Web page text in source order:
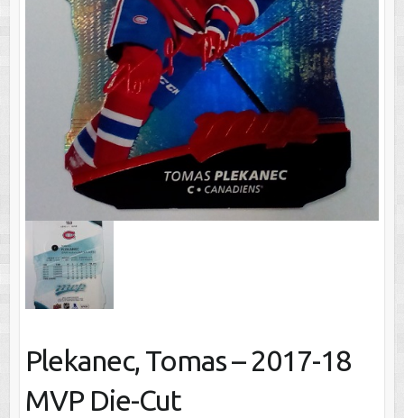
Plekanec, Tomas – 2017-18
MVP Die-Cut